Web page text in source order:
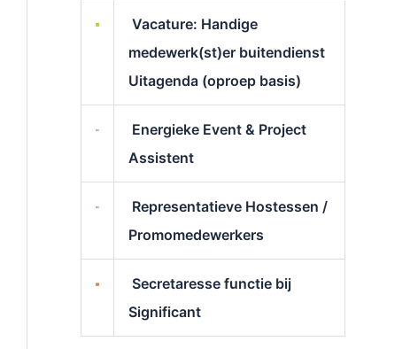
Vacature: Handige
medewerk(st)er buitendienst
Uitagenda (oproep basis)
Energieke Event & Project
Assistent
Representatieve Hostessen /
Promomedewerkers
Secretaresse functie bij
Significant